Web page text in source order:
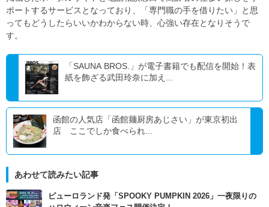
ポートするサービスとなっており、「専門職の手を借りたい」と思
ってもどうしたらいいかわからない時、心強い存在となりそうで
す。
「SAUNA BROS.」が電子書籍でも配信を開始！表
紙を飾ざる武田玲奈に加え...
函館の人気店「函館麺厨房あじさい」が東京初出
店 ここでしか食べられ...
あわせて読みたい記事
ピューロランド発「SPOOKY PUMPKIN 2026」一夜限りの